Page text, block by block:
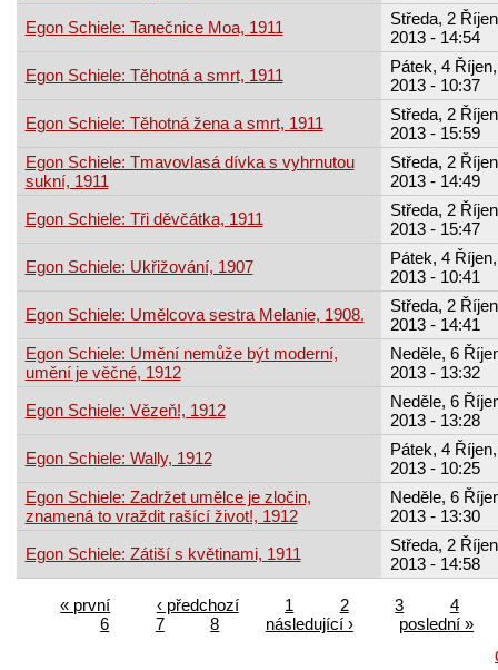
Egon Schiele: Tanečnice Moa, 1911
Středa, 2
2013 - 14:54
Egon Schiele: Těhotná a smrt, 1911
Pátek, 4 Říjen,
2013 - 10:37
Egon Schiele: Těhotná žena a smrt, 1911
Středa, 2
2013 - 15:59
Egon Schiele: Tmavovlasá dívka s vyhrnutou
sukní, 1911
Středa, 2
2013 - 14:49
Egon Schiele: Tři děvčátka, 1911
Středa, 2
2013 - 15:47
Egon Schiele: Ukřižování, 1907
Pátek, 4 Říjen,
2013 - 10:41
Egon Schiele: Umělcova sestra Melanie, 1908.
Středa, 2
2013 - 14:41
Egon Schiele: Umění nemůže být moderní,
umění je věčné, 1912
Neděle, 6
2013 - 13:32
Egon Schiele: Vězeň!, 1912
Neděle, 6
2013 - 13:28
Egon Schiele: Wally, 1912
Pátek, 4 Říjen,
2013 - 10:25
Egon Schiele: Zadržet umělce je zločin,
znamená to vraždit rašící život!, 1912
Neděle, 6
2013 - 13:30
Egon Schiele: Zátiší s květinami, 1911
Středa, 2
2013 - 14:58
« první ‹ předchozí 1 2 3
4
6
7 8 následující ›
poslední »